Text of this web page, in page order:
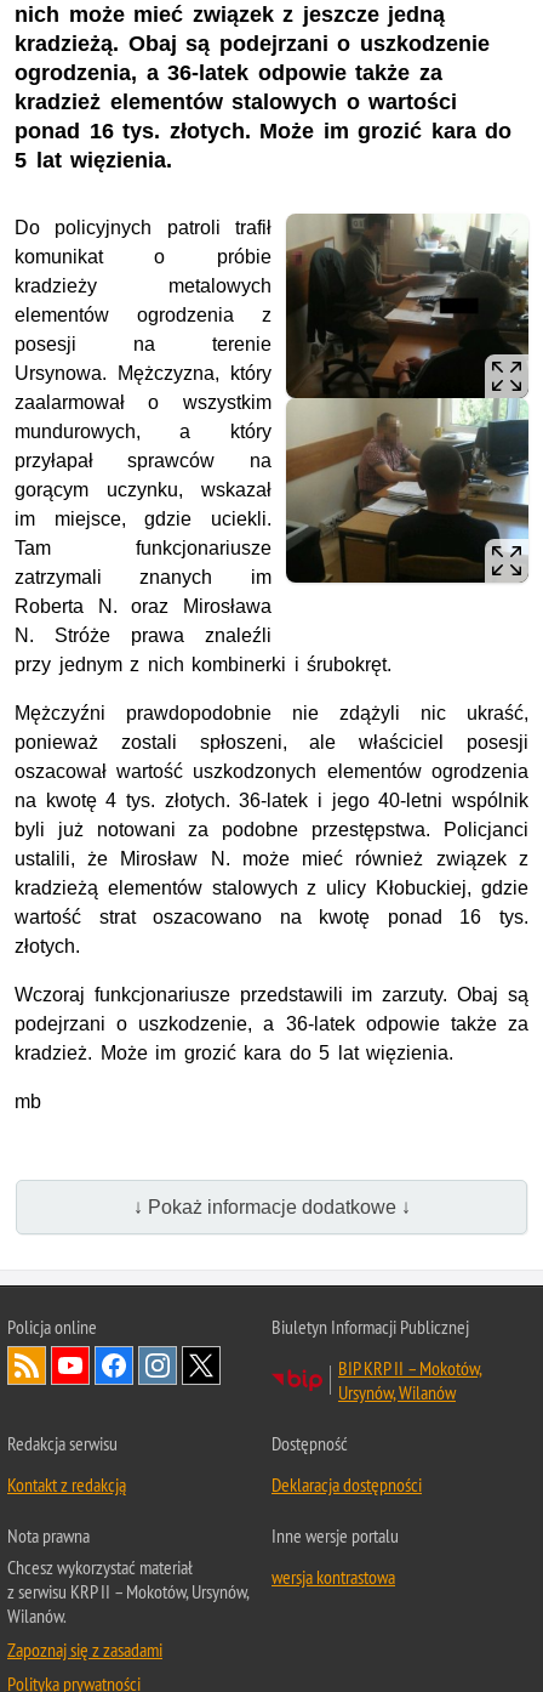
nich może mieć związek z jeszcze jedną
kradzieżą. Obaj są podejrzani o uszkodzenie
ogrodzenia, a 36-latek odpowie także za
kradzież elementów stalowych o wartości
ponad 16 tys. złotych. Może im grozić kara do
5 lat więzienia.
Do policyjnych patroli trafił
komunikat o próbie
kradzieży metalowych
elementów ogrodzenia z
posesji na terenie
Ursynowa. Mężczyzna, który
zaalarmował o wszystkim
mundurowych, a który
przyłapał sprawców na
gorącym uczynku, wskazał
im miejsce, gdzie uciekli.
Tam funkcjonariusze
zatrzymali znanych im
Roberta N. oraz Mirosława
N. Stróże prawa znaleźli
przy jednym z nich kombinerki i śrubokręt.
Mężczyźni prawdopodobnie nie zdążyli nic ukraść,
ponieważ zostali spłoszeni, ale właściciel posesji
oszacował wartość uszkodzonych elementów ogrodzenia
na kwotę 4 tys. złotych. 36-latek i jego 40-letni wspólnik
byli już notowani za podobne przestępstwa. Policjanci
ustalili, że Mirosław N. może mieć również związek z
kradzieżą elementów stalowych z ulicy Kłobuckiej, gdzie
wartość strat oszacowano na kwotę ponad 16 tys.
złotych.
Wczoraj funkcjonariusze przedstawili im zarzuty. Obaj są
podejrzani o uszkodzenie, a 36-latek odpowie także za
kradzież. Może im grozić kara do 5 lat więzienia.
mb
↓ Pokaż informacje dodatkowe ↓
Policja online
Biuletyn Informacji Publicznej
BIP KRP II – Mokotów,
Ursynów, Wilanów
Redakcja serwisu
Kontakt z redakcją
Dostępność
Deklaracja dostępności
Nota prawna
Chcesz wykorzystać materiał
z serwisu KRP II – Mokotów, Ursynów,
Wilanów.
Zapoznaj się z zasadami
Polityka prywatności
Inne wersje portalu
wersja kontrastowa